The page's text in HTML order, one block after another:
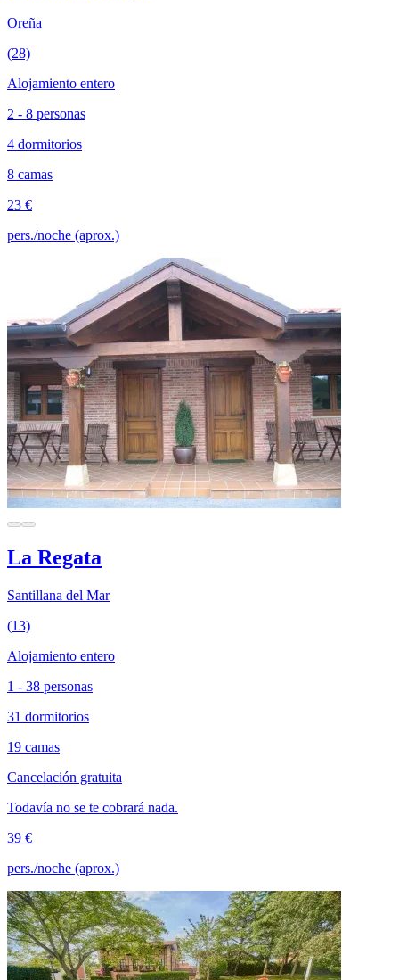
Oreña
(28)
Alojamiento entero
2 - 8 personas
4 dormitorios
8 camas
23 €
pers./noche (aprox.)
La Regata
Santillana del Mar
(13)
Alojamiento entero
1 - 38 personas
31 dormitorios
19 camas
Cancelación gratuita
Todavía no se te cobrará nada.
39 €
pers./noche (aprox.)